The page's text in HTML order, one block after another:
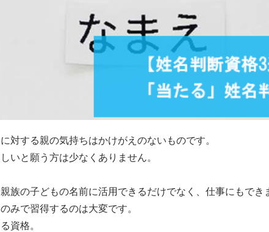
対する親の気持ちはかけがえのないものです。
いと願う方は少なくありません。
族の子どもの名前に活用できるだけでなく、仕事にもでき
みで習得するのは大変です。
資格。